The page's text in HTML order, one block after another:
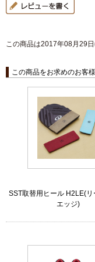
この商品は2017年08月29日
この商品をお求めのお客
SST取替用ヒール H2LE(リ
エッジ)